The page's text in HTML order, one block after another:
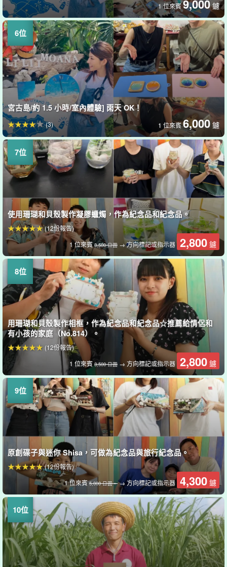
1 位來賓9,000 鑢
宮古島/約 1.5 小時/室內體驗] 雨天 OK！
1 位來賓6,000 鑢
(3)
使用珊瑚和貝殼製作凝膠蠟燭，作為紀念品和紀念品。
1 位來賓3,500 日圓 → 方向標記或指示器 2,800 鑢
(12份報告)
用珊瑚和貝殼製作相框，作為紀念品和紀念品☆推薦給情侶和
有小孩的家庭（No.814）。
1 位來賓 3,500 日圓 → 方向標記或指示器 2,800 鑢
(12份報告)
原創碟子與迷你 Shisa，可做為紀念品與旅行紀念品。
1 位來賓5,000 日圓。→ 方向標記或指示器 4,300 鑢
(12份報告)